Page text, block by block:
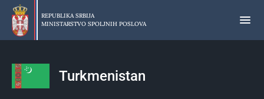
Preskoči
glavni
deo
REPUBLIKA SRBIJA
MINISTARSTVO SPOLJNIH POSLOVA
Turkmenistan